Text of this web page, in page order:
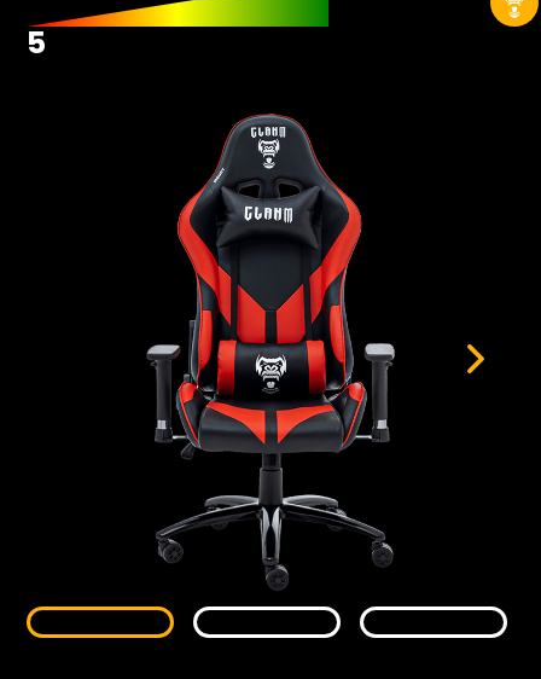
Fans
Placas-mãe
Placas de Vídeo
Water Coolers
SSDs SATA
Suportes
5